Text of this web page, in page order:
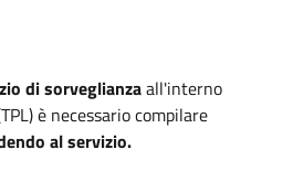
di sorveglianzaall'interno
è necessario compilare
al servizio.